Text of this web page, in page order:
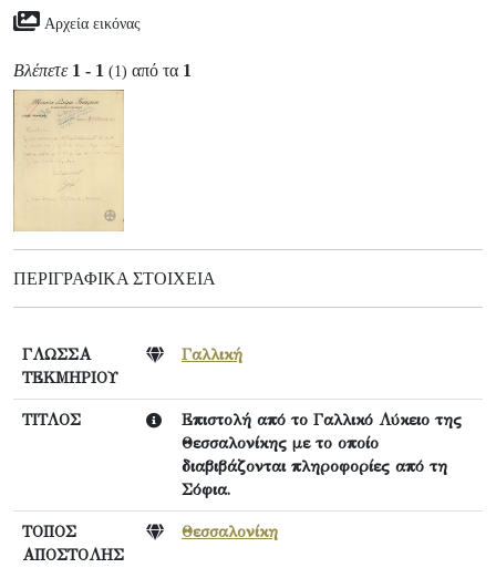
Αρχεία εικόνας
Βλέπετε 1 - 1 (1) από τα 1
ΠΕΡΙΓΡΑΦΙΚΆ ΣΤΟΙΧΕΊΑ
ΓΛΩΣΣΑ
ΤΕΚΜΗΡΙΟΥ
Γαλλική
ΤΙΤΛΟΣ
Επιστολή από το Γαλλικό Λύκειο της
Θεσσαλονίκης με το οποίο
διαβιβάζονται πληροφορίες από τη
Σόφια.
ΤΟΠΟΣ
ΑΠΟΣΤΟΛΗΣ
Θεσσαλονίκη